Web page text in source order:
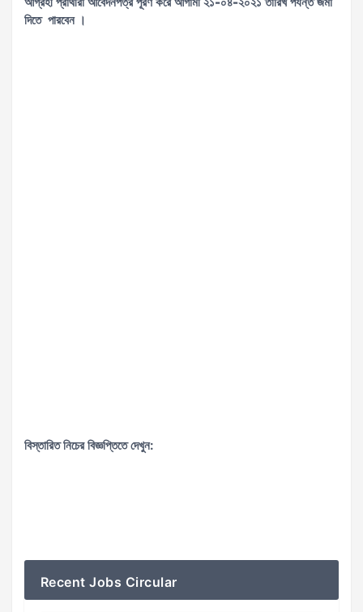
দিতে পারবেন ।
বিস্তারিত নিচের বিজ্ঞপ্তিতে দেখুন:
Recent Jobs Circular